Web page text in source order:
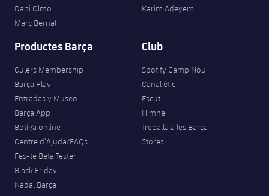
Dani Olmo
Marc Bernal
Karim Adeyemi
Productes Barça
Culers Membership
Barça Play
Entradas y Museo
Barça App
Botiga online
Centre d’Ajuda/FAQs
Fes-te Beta Tester
Black Friday
Nadal Barça
Club
Spotify Camp Nou
Canal ètic
Escut
Himne
Treballa a les Barça
Stores